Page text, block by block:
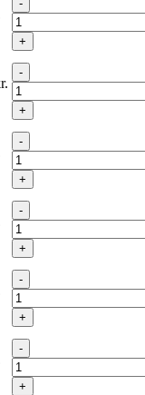
-
+
-
+
-
+
-
+
-
+
-
+